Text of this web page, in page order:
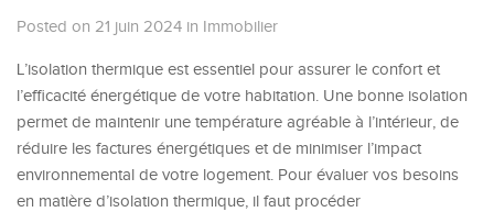
Posted on 21 juin 2024 in Immobilier
L’isolation thermique est essentiel pour assurer le confort et
l’efficacité énergétique de votre habitation. Une bonne isolation
permet de maintenir une température agréable à l’intérieur, de
réduire les factures énergétiques et de minimiser l’impact
environnemental de votre logement. Pour évaluer vos besoins
en matière d’isolation thermique, il faut procéder